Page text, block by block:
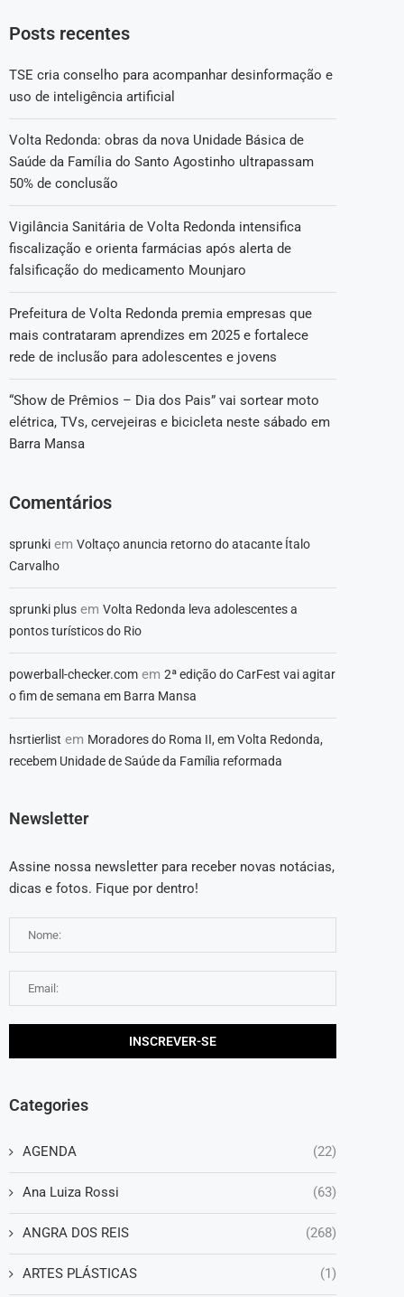
Posts recentes
TSE cria conselho para acompanhar desinformação e
uso de inteligência artificial
Volta Redonda: obras da nova Unidade Básica de
Saúde da Família do Santo Agostinho ultrapassam
50% de conclusão
Vigilância Sanitária de Volta Redonda intensifica
fiscalização e orienta farmácias após alerta de
falsificação do medicamento Mounjaro
Prefeitura de Volta Redonda premia empresas que
mais contrataram aprendizes em 2025 e fortalece
rede de inclusão para adolescentes e jovens
“Show de Prêmios – Dia dos Pais” vai sortear moto
elétrica, TVs, cervejeiras e bicicleta neste sábado em
Barra Mansa
Comentários
sprunki em Voltaço anuncia retorno do atacante Ítalo
Carvalho
sprunki plus em Volta Redonda leva adolescentes a
pontos turísticos do Rio
powerball-checker.com em 2ª edição do CarFest vai agitar
o fim de semana em Barra Mansa
hsrtierlist em Moradores do Roma II, em Volta Redonda,
recebem Unidade de Saúde da Família reformada
Newsletter
Assine nossa newsletter para receber novas notácias,
dicas e fotos. Fique por dentro!
Categories
AGENDA (22)
Ana Luiza Rossi (63)
ANGRA DOS REIS (268)
ARTES PLÁSTICAS (1)